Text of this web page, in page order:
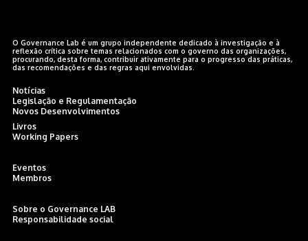
O Governance Lab é um grupo independente dedicado à investigação e à
reflexão crítica sobre temas relacionados com o governo das organizações,
procurando, desta forma, contribuir ativamente para o progresso das práticas,
das recomendações e das regras aqui envolvidas.
Notícias
Legislação e Regulamentação
Novos Desenvolvimentos
Livros
Working Papers
Eventos
Membros
Sobre o Governance LAB
Responsabilidade social